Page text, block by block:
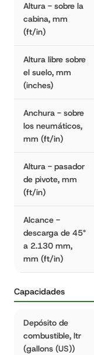
Altura - sobre la
cabina, mm
(ft/in)
Altura libre sobre
el suelo, mm
(inches)
Anchura - sobre
los neumáticos,
mm (ft/in)
Altura - pasador
de pivote, mm
(ft/in)
Alcance -
descarga de 45°
a 2.130 mm,
mm (ft/in)
Capacidades
Depósito de
combustible, ltr
(gallons (US))